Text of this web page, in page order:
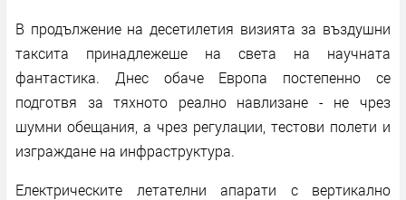
В продължение на десетилетия визията за въздушни
таксита принадлежеше на света на научната
фантастика. Днес обаче Европа постепенно се
подготвя за тяхното реално навлизане - не чрез
шумни обещания, а чрез регулации, тестови полети и
изграждане на инфраструктура.
Електрическите летателни апарати с вертикално